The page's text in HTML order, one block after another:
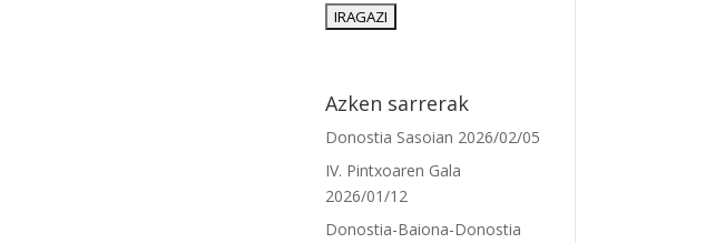
Azken sarrerak
Donostia Sasoian 2026/02/05
IV. Pintxoaren Gala
2026/01/12
Donostia-Baiona-Donostia